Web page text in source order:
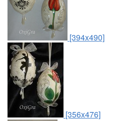
[394x490]
[356x476]